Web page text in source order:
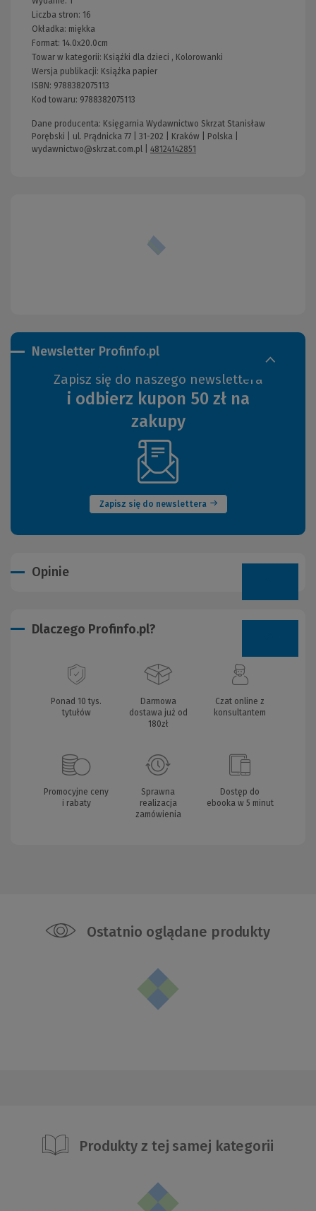
Liczba stron: 16
Okładka: miękka
Format: 14.0x20.0cm
Towar w kategorii: Książki dla dzieci , Kolorowanki
Wersja publikacji: Książka papier
ISBN: 9788382075113
Kod towaru: 9788382075113
Dane producenta: Księgarnia Wydawnictwo Skrzat Stanisław
Porębski | ul. Prądnicka 77 | 31-202 | Kraków | Polska |
wydawnictwo@skrzat.com.pl
48124142851
Newsletter Profinfo.pl
Zapisz się do naszego newslettera
i odbierz kupon 50 zł na
zakupy
Zapisz się do newslettera
(Nowe
okno)
Opinie
Dlaczego Profinfo.pl?
Ponad 10 tys.
tytułów
Darmowa
dostawa już od
180zł
Czat online z
konsultantem
Promocyjne ceny
i rabaty
Sprawna
realizacja
zamówienia
Dostęp do
ebooka w 5 minut
Ostatnio oglądane produkty
Produkty z tej samej kategorii